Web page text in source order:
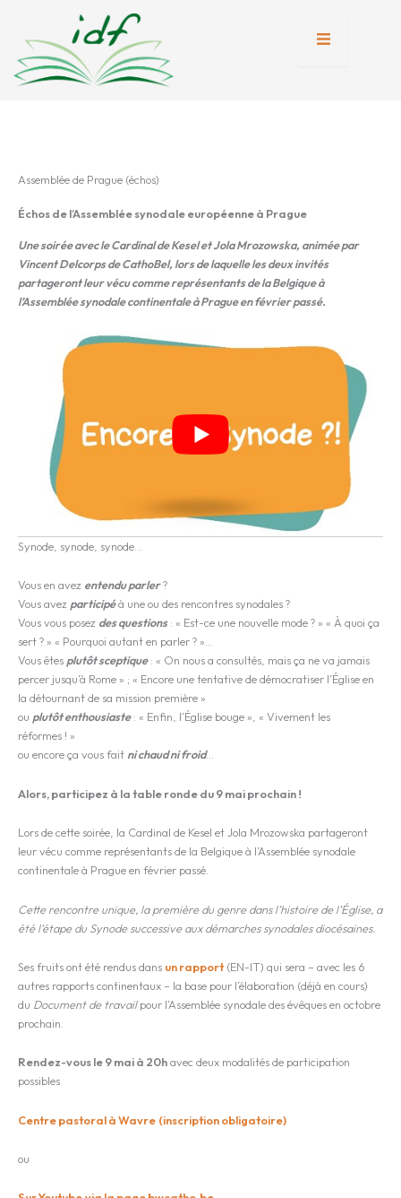
contenu
Assemblée de Prague (échos)
Échos de l’Assemblée synodale européenne à Prague
Une soirée avec le Cardinal de Kesel et Jola Mrozowska, animée par
Vincent Delcorps de CathoBel, lors de laquelle les deux invités
partageront leur vécu comme représentants de la Belgique à
l’Assemblée synodale continentale à Prague en février passé.
Synode, synode, synode…
Vous en avez entendu parler?
Vous avez participéà une ou des rencontres synodales ?
Vous vous posez des questions: « Est-ce une nouvelle mode ? » « À quoi ça
sert ? » « Pourquoi autant en parler ? »…
Vous êtes plutôt sceptique: « On nous a consultés, mais ça ne va jamais
percer jusqu’à Rome » ; « Encore une tentative de démocratiser l’Église en
la détournant de sa mission première »
ou plutôt enthousiaste: « Enfin, l’Église bouge », « Vivement les
réformes ! »
ou encore ça vous fait ni chaud ni froid…
Alors, participez à la table ronde du 9 mai prochain !
Lors de cette soirée, la Cardinal de Kesel et Jola Mrozowska partageront
leur vécu comme représentants de la Belgique à l’Assemblée synodale
continentale à Prague en février passé.
Cette rencontre unique, la première du genre dans l’histoire de l’Église, a
été l’étape du Synode successive aux démarches synodales diocésaines.
Ses fruits ont été rendus dans un rapport (EN-IT) qui sera – avec les 6
autres rapports continentaux – la base pour l’élaboration (déjà en cours)
du Document de travailpour l’Assemblée synodale des évêques en octobre
prochain.
Rendez-vous le 9 mai à 20havec deux modalités de participation
possibles
Centre pastoral à Wavre (inscription obligatoire)
ou